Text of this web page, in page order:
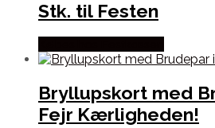
Stk. til Festen
Bryllupskort med
Fejr Kærligheden!